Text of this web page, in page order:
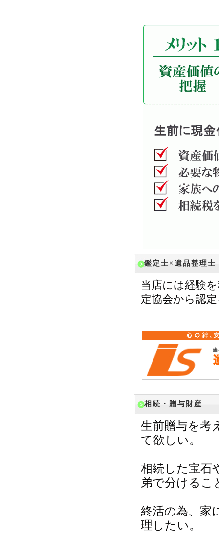
鑑定士×遺品整理士
当店には経験
定協会から認
相続・贈与財産
生前贈与を考
て欲しい。
相続した宝石
弟で分けるこ
終活の為、家
理したい。